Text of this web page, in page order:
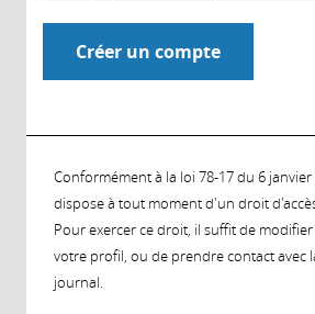
Conformément à la loi 78-17 du 6 janvier
dispose à tout moment d'un droit
Pour exercer ce droit, il suffit de
votre profil, ou de prendre contact avec
journal.